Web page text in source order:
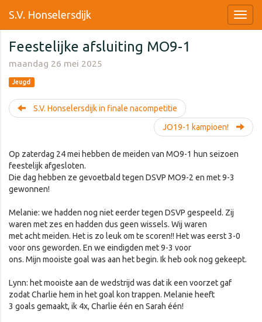
S.V. Honselersdijk
Feestelijke afsluiting MO9-1
maandag 26 mei 2025
Jeugd
S.V. Honselersdijk in finale nacompetitie
JO19-1 kampioen!
Op zaterdag 24 mei hebben de meiden van MO9-1 hun seizoen
feestelijk afgesloten.
Die dag hebben ze gevoetbald tegen DSVP MO9-2 en met 9-3
gewonnen!
Melanie: we hadden nog niet eerder tegen DSVP gespeeld. Zij
waren met zes en hadden dus geen wissels. Wij waren
met acht meiden. Het is zo leuk om te scoren!! Het was eerst 3-0
voor ons geworden. En we eindigden met 9-3 voor
ons. Mijn mooiste goal was aan het begin. Ik heb ook nog gekeept.
Lynn: het mooiste aan de wedstrijd was dat ik een voorzet gaf
zodat Charlie hem in het goal kon trappen. Melanie heeft
3 goals gemaakt, ik 4x, Charlie één en Sarah één!